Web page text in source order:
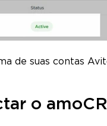
de suas contas
o